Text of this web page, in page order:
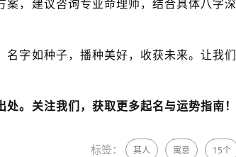
，建议咨询专业命理师，结合具体八字深
字如种子，播种美好，收获未来。让我们
。关注我们，获取更多起名与运势指南！
标签： 其人 寓意 15个